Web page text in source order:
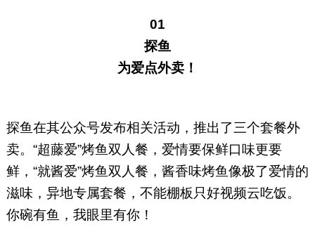
01
探鱼
为爱点外卖！
探鱼在其公众号发布相关活动，推出了三个套餐外
卖。“超藤爱”烤鱼双人餐，爱情要保鲜口味更要
鲜，“就酱爱”烤鱼双人餐，酱香味烤鱼像极了爱情的
滋味，异地专属套餐，不能棚板只好视频云吃饭。
你碗有鱼，我眼里有你！